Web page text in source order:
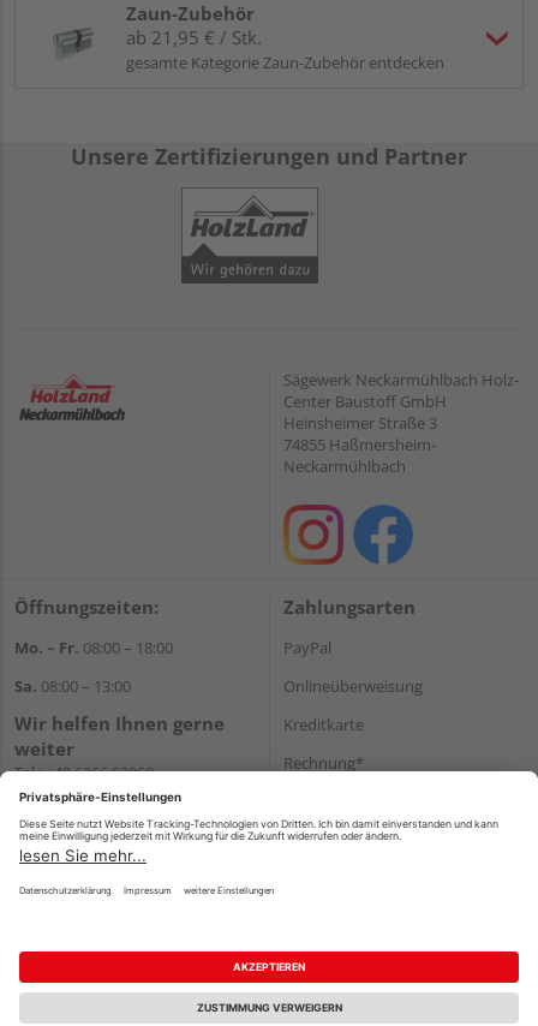
Zaun-Zubehör
ab 21,95 € / Stk.
gesamte Kategorie Zaun-Zubehör entdecken
Unsere Zertifizierungen und Partner
Sägewerk Neckarmühlbach Holz-
Center Baustoff GmbH
Heinsheimer Straße 3
74855 Haßmersheim-
Neckarmühlbach
Öffnungszeiten:
Mo. – Fr. 08:00 – 18:00
Sa. 08:00 – 13:00
Wir helfen Ihnen gerne
weiter
Tel.:+49 6266 92060
E-Mail:shop@holzcenter-shop.de
Zahlungsarten
PayPal
Onlineüberweisung
Kreditkarte
Rechnung*
Versand
Impressum AGB Widerruf
Datenschutz
Reservierungsbedingungen
Vertrag widerrufen